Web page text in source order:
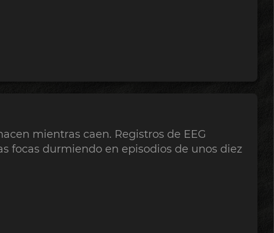
mientras caen. Registros de EEG
focas durmiendo en episodios de unos diez